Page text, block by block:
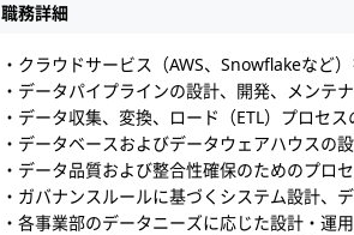
職務詳細
・クラウドサービス（AWS、Snowflakeなど
・データパイプラインの設計、開発、メンテ
・データ収集、変換、ロード（ETL）プロセス
・データベースおよびデータウェアハウスの
・データ品質および整合性確保のためのプロ
・ガバナンスルールに基づくシステム設計、
・各事業部のデータニーズに応じた設計・運